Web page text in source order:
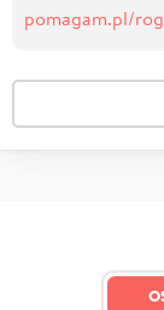
pomagam.pl/